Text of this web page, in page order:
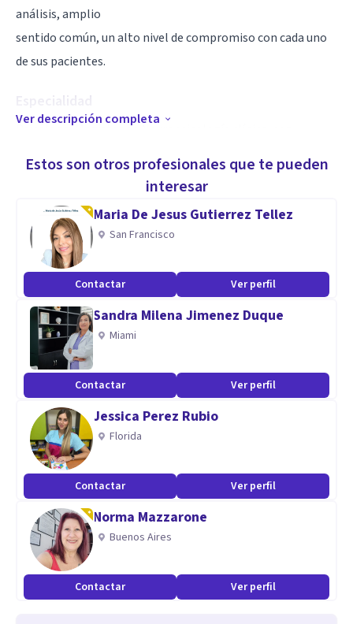
análisis, amplio
sentido común, un alto nivel de compromiso con cada uno
de sus pacientes.
Especialidad
Psicóloga, Magister en Neuropsicología clínica, con
valoraciones y aplicación de pruebas neuropsicológicas,
rehabilitación de procesos cognitivos, así como en el
manejo de
comportamientos en niños y adolescentes.
Aptitudes
Psicóloga con más de 10 años de experiencia en el trabajo
de niños y adolecentes con dificultades comportamentales
y cognitivas.
Diagnosticados con Trastornos del espectro autista,
Trastorno por déficit de atención con hiperactividad,
discapacidad cognitiva, problemas de aprendizaje.
Ver descripción completa
Estos son otros profesionales que te pueden
interesar
Maria De Jesus Gutierrez Tellez
San Francisco
Contactar Ver perfil
Sandra Milena Jimenez Duque
Miami
Contactar Ver perfil
Jessica Perez Rubio
Florida
Contactar Ver perfil
Norma Mazzarone
Buenos Aires
Contactar Ver perfil